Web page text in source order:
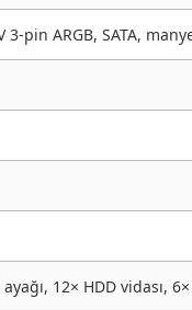
ARGB, SATA,
12× HDD vidası,